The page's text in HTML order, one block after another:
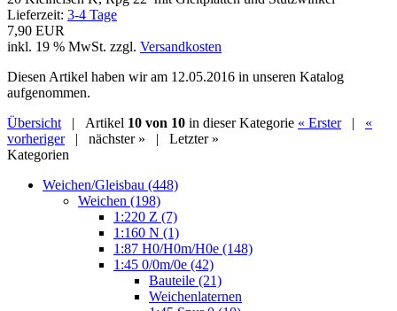
Lieferzeit: 3-4 Tage
7,90 EUR
inkl. 19 % MwSt. zzgl. Versandkosten
Diesen Artikel haben wir am 12.05.2016 in unseren Katalog
aufgenommen.
Übersicht| Artikel 10 von 10 in dieser Kategorie « Erster| «
vorheriger| nächster » | Letzter »
Kategorien
Weichen/Gleisbau (448)
Weichen (198)
1:220 Z (7)
1:160 N (1)
1:87 H0/H0m/H0e (148)
1:45 0/0m/0e (42)
Bauteile (21)
Weichenlaternen